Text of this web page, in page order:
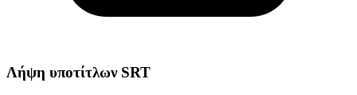
Λήψη υποτίτλων SRT